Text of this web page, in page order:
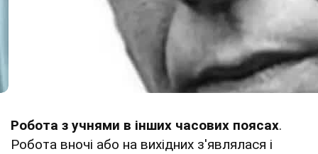
Робота з учнями в інших часових поясах.
Робота вночі або на вихідних з'являлася і